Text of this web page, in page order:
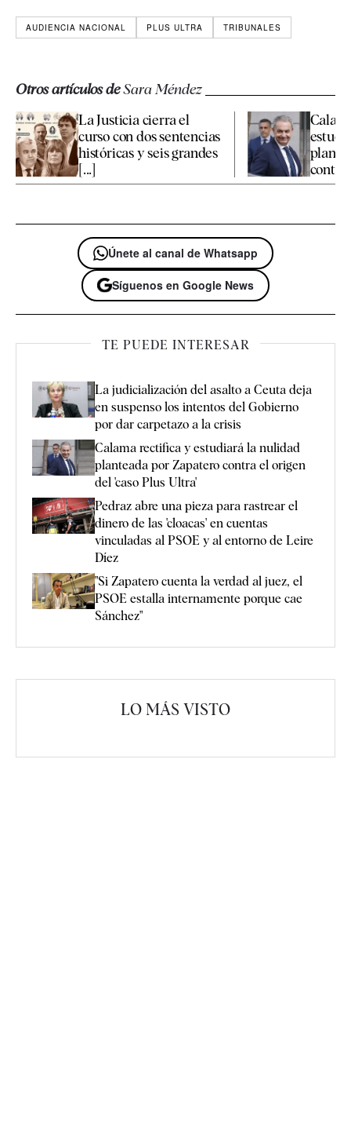
AUDIENCIA NACIONAL PLUS ULTRA TRIBUNALES
Otros artículos deSara Méndez
La Justicia cierra el
curso con dos sentencias
históricas y seis grandes
[...]
contra
Únete al canal de Whatsapp
Síguenos en Google News
TE PUEDE INTERESAR
La judicialización del asalto a Ceuta deja
en suspenso los intentos del Gobierno
por dar carpetazo a la crisis
Calama rectifica y estudiará la nulidad
planteada por Zapatero contra el origen
del 'caso Plus Ultra'
Pedraz abre una pieza para rastrear el
dinero de las 'cloacas' en cuentas
vinculadas al PSOE y al entorno de Leire
Díez
"Si Zapatero cuenta la verdad al juez, el
PSOE estalla internamente porque cae
Sánchez"
LO MÁS VISTO